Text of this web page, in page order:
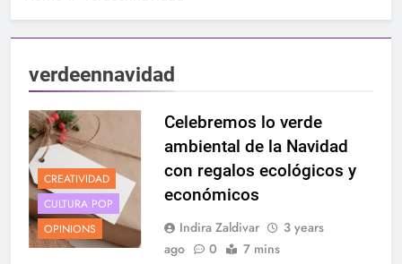
verdeennavidad
CREATIVIDAD
CULTURA POP
OPINIONS
Celebremos lo verde
ambiental de la Navidad
con regalos ecológicos y
económicos
Indira Zaldivar
3 years
ago
0 7 mins